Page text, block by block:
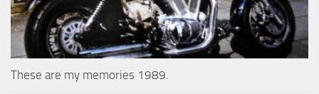
These are my memories 1989.